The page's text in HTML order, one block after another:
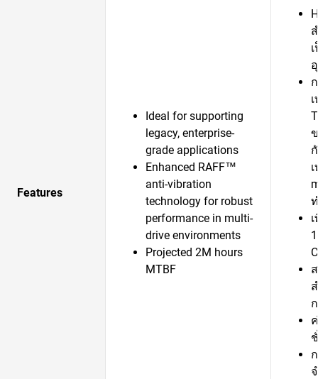
Features
Ideal for supporting
legacy, enterprise-
grade applications
Enhanced RAFF™
anti-vibration
technology for robust
performance in multi-
drive environments
Projected 2M hours
MTBF